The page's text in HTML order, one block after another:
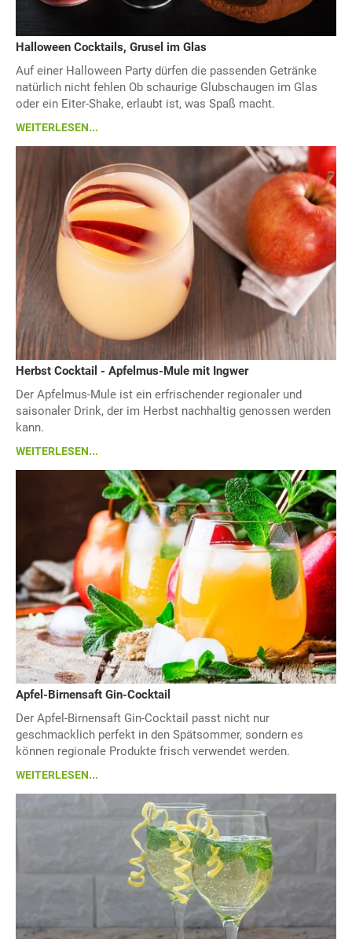
Halloween Cocktails, Grusel im Glas
Auf einer Halloween Party dürfen die passenden Getränke
natürlich nicht fehlen Ob schaurige Glubschaugen im Glas
oder ein Eiter-Shake, erlaubt ist, was Spaß macht.
WEITERLESEN...
Herbst Cocktail - Apfelmus-Mule mit Ingwer
Der Apfelmus-Mule ist ein erfrischender regionaler und
saisonaler Drink, der im Herbst nachhaltig genossen werden
kann.
WEITERLESEN...
Apfel-Birnensaft Gin-Cocktail
Der Apfel-Birnensaft Gin-Cocktail passt nicht nur
geschmacklich perfekt in den Spätsommer, sondern es
können regionale Produkte frisch verwendet werden.
WEITERLESEN...